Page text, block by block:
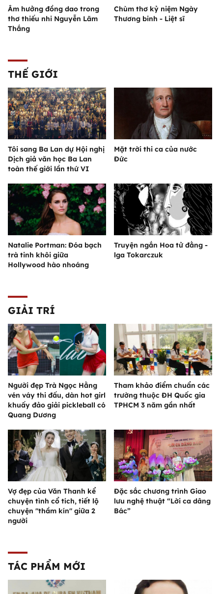
Âm hưởng đồng dao trong
thơ thiếu nhi Nguyễn Lãm
Thắng
Chùm thơ kỷ niệm Ngày
Thương binh - Liệt sĩ
THẾ GIỚI
Tôi sang Ba Lan dự Hội nghị
Dịch giả văn học Ba Lan
toàn thế giới lần thứ VI
Mặt trời thi ca của nước
Đức
Natalie Portman: Đóa bạch
trà tinh khôi giữa
Hollywood hào nhoáng
Truyện ngắn Hoa tử đằng -
lga Tokarczuk
GIẢI TRÍ
Người đẹp Trà Ngọc Hằng
vén váy thi đấu, dàn hot girl
khuấy đảo giải pickleball có
Quang Dương
Tham khảo điểm chuẩn các
trường thuộc ĐH Quốc gia
TPHCM 3 năm gần nhất
Vợ đẹp của Văn Thanh kể
chuyện tình cổ tích, tiết lộ
chuyện "thầm kín" giữa 2
người
Đặc sắc chương trình Giao
lưu nghệ thuật “Lời ca dâng
Bác”
TÁC PHẨM MỚI